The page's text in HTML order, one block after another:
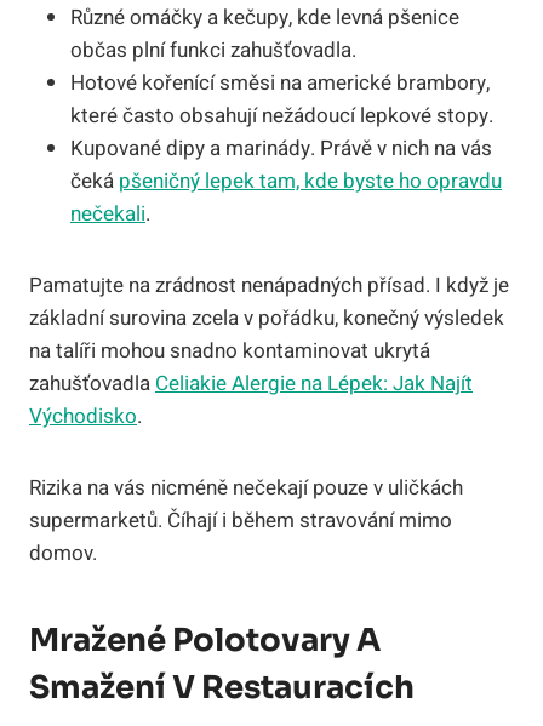
Různé omáčky a kečupy, kde levná pšenice
občas plní funkci zahušťovadla.
Hotové kořenící směsi na americké brambory,
které často obsahují nežádoucí lepkové stopy.
Kupované dipy a marinády. Právě v nich na vás
čeká pšeničný lepek tam, kde byste ho opravdu
nečekali.
Pamatujte na zrádnost nenápadných přísad. I když je
základní surovina zcela v pořádku, konečný výsledek
na talíři mohou snadno kontaminovat ukrytá
zahušťovadla Celiakie Alergie na Lépek: Jak Najít
Východisko.
Rizika na vás nicméně nečekají pouze v uličkách
supermarketů. Číhají i během stravování mimo
domov.
Mražené Polotovary A
Smažení V Restauracích